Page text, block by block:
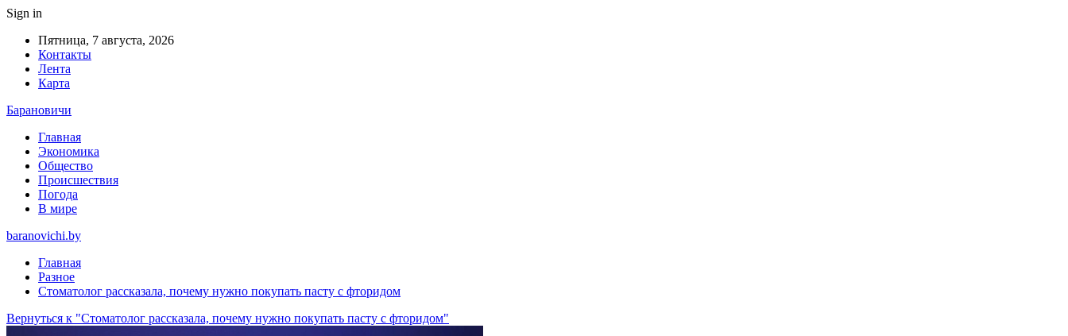
Sign in
Пятница, 7 августа, 2026
Контакты
Лента
Карта
Барановичи
Главная
Экономика
Общество
Происшествия
Погода
В мире
baranovichi.by
Главная
Разное
Стоматолог рассказала, почему нужно покупать пасту с фторидом
Вернуться к "Стоматолог рассказала, почему нужно покупать пасту с фторидом"